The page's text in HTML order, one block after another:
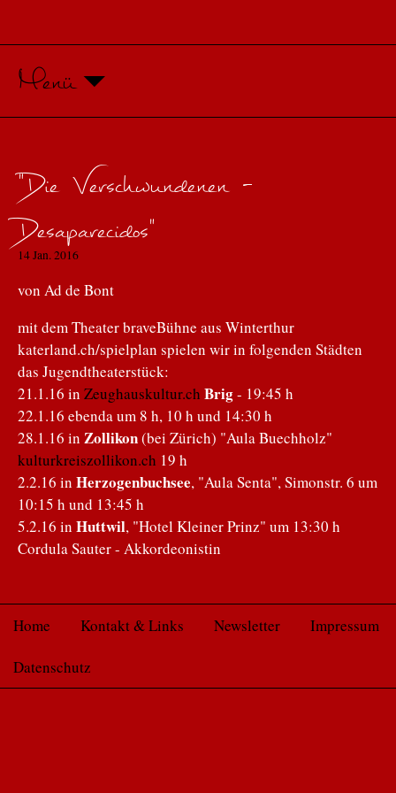
Menü
"Die Verschwundenen -
Desaparecidos"
14 Jan. 2016
von Ad de Bont
mit dem Theater braveBühne aus Winterthur
katerland.ch/spielplan spielen wir in folgenden Städten
das Jugendtheaterstück:
21.1.16 in Zeughauskultur.ch Brig- 19:45 h
22.1.16 ebenda um 8 h, 10 h und 14:30 h
28.1.16 in Zollikon(bei Zürich) "Aula Buechholz"
kulturkreiszollikon.ch 19 h
2.2.16 in Herzogenbuchsee, "Aula Senta", Simonstr. 6 um
10:15 h und 13:45 h
5.2.16 in Huttwil, "Hotel Kleiner Prinz" um 13:30 h
Cordula Sauter - Akkordeonistin
Home Kontakt & Links Newsletter Impressum
Datenschutz